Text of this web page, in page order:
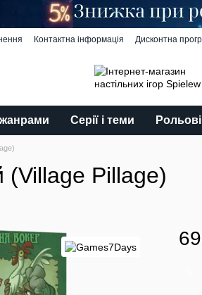
Контактна інформація Дисконтна
Серії і теми Рольові
(Village Pillage)